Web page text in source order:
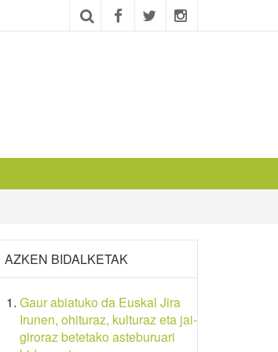
AZKEN BIDALKETAK
Gaur abiatuko da Euskal Jira
Irunen, ohituraz, kulturaz eta jai-
giroraz betetako asteburuari